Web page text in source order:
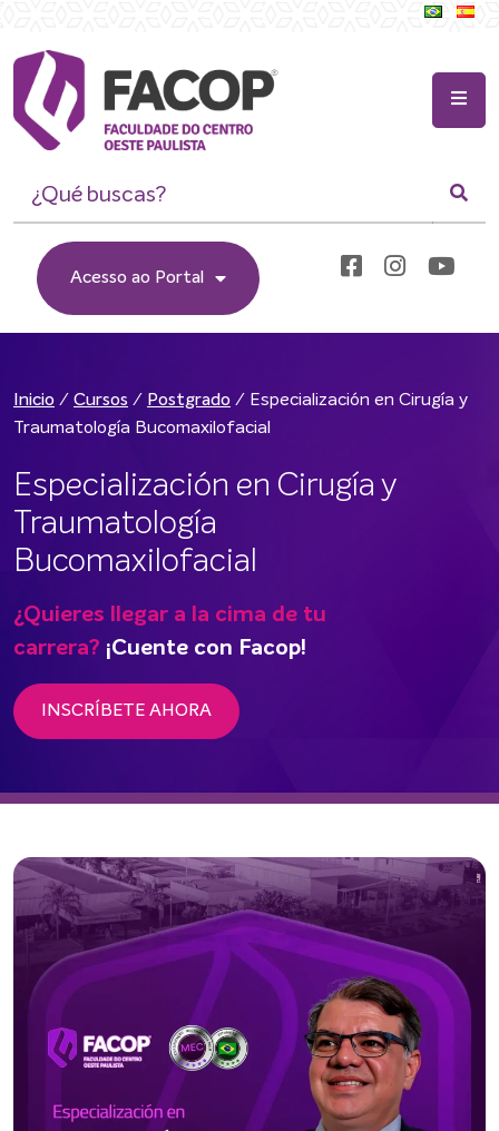
Acesso ao Portal
Inicio / Cursos / Postgrado / Especialización en Cirugía y
Traumatología Bucomaxilofacial
Especialización en Cirugía y
Traumatología
Bucomaxilofacial
¿Quieres llegar a la cima de tu
carrera? ¡Cuente con Facop!
INSCRÍBETE AHORA